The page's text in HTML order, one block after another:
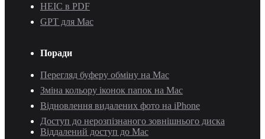
HEIC в PDF
GPT для Mac
Поради
Перегляд буферу обміну на Mac
Зміна кольору іконок папок на Mac
Відновлення видалених фото на iPhone
Доступ до нерозпізнаного зовнішнього диска
Віддалений доступ до Mac